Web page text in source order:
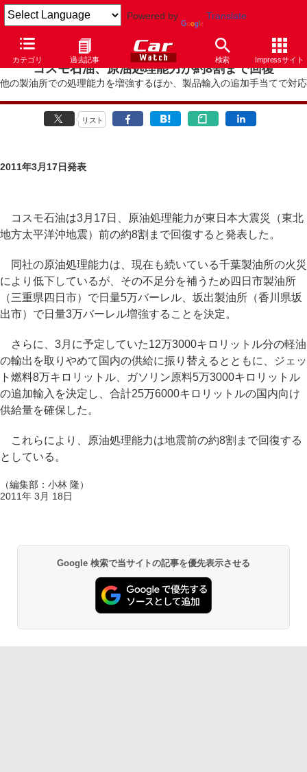
Powered by Translate
カテゴリ 過去記事 検索 Impressサイト
コスモ石油、原油処理能力が約8割まで回復
他の製油所での処理能力を増強するほか、製品輸入の追加手当てで対応
リスト
2011年3月17日発表
コスモ石油は3月17日、原油処理能力が東日本大震災（東北
地方太平洋沖地震）前の約8割まで回復すると発表した。
同社の原油処理能力は、現在も続いている千葉製油所の火災
により低下しているが、その不足分を補うため四日市製油所
（三重県四日市）で日量5万バーレル、坂出製油所（香川県坂
出市）で日量3万バーレル増強することを決定。
さらに、3月に予定していた12万3000キロリットル分の軽油
の輸出を取りやめて国内の供給に振り替えるとともに、ジェッ
ト燃料8万キロリットル、ガソリン原料5万3000キロリットル
の追加輸入を決定し、合計25万6000キロリットルの国内向け
供給量を確保した。
これらにより、原油処理能力は地震前の約8割まで回復する
としている。
（編集部：小林 隆）
2011年 3月 18日
Google 検索で当サイトの記事を優先表示させる